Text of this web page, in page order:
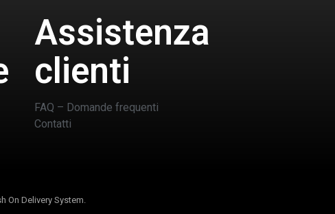
Assistenza
clienti
FAQ – Domande frequenti
Contatti
On Delivery System.